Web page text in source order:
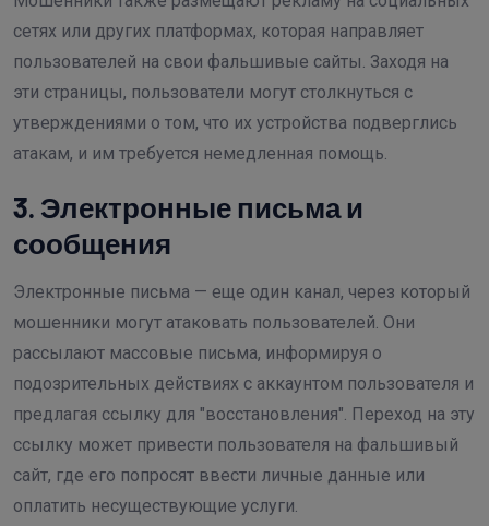
сетях или других платформах, которая направляет
пользователей на свои фальшивые сайты. Заходя на
эти страницы, пользователи могут столкнуться с
утверждениями о том, что их устройства подверглись
атакам, и им требуется немедленная помощь.
3. Электронные письма и
сообщения
Электронные письма — еще один канал, через который
мошенники могут атаковать пользователей. Они
рассылают массовые письма, информируя о
подозрительных действиях с аккаунтом пользователя и
предлагая ссылку для "восстановления". Переход на эту
ссылку может привести пользователя на фальшивый
сайт, где его попросят ввести личные данные или
оплатить несуществующие услуги.